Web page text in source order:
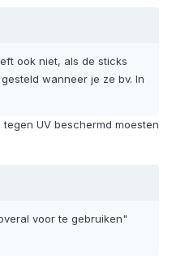
ook niet, als de sticks
wanneer je ze bv. In
UV beschermd moesten
voor te gebruiken"